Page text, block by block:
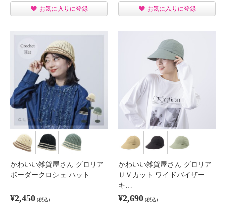
お気に入りに登録 お気に入りに登録
かわいい雑貨屋さん グロリア
ボーダークロシェ ハット
¥2,450 (税込)
かわいい雑貨屋さん グロリア
ＵＶカット ワイドバイザー
キ…
¥2,690 (税込)